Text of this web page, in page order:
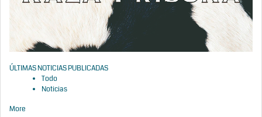
ÚLTIMAS NOTICIAS PUBLICADAS
Todo
Noticias
More